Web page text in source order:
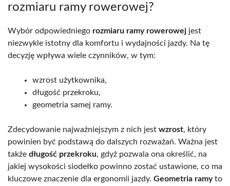
rozmiaru ramy rowerowej?
Wybór odpowiedniego rozmiaru ramy rowerowej jest
niezwykle istotny dla komfortu i wydajności jazdy. Na tę
decyzję wpływa wiele czynników, w tym:
wzrost użytkownika,
długość przekroku,
geometria samej ramy.
Zdecydowanie najważniejszym z nich jest wzrost, który
powinien być podstawą do dalszych rozważań. Ważna jest
także długość przekroku, gdyż pozwala ona określić, na
jakiej wysokości siodełko powinno zostać ustawione, co ma
kluczowe znaczenie dla ergonomii jazdy. Geometria ramyto